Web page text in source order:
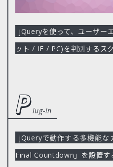
jQueryを使って、ユーザー
ット / IE / PC)を判別するス
p lug-in
jQueryで動作する多機能な
Final Countdown」を設置す